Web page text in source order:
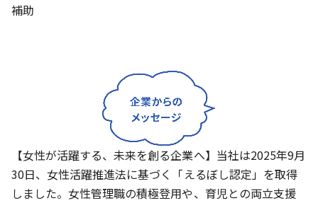
補助
【女性が活躍する、未来を創る企業へ】当社は2025年9月
30日、女性活躍推進法に基づく「えるぼし認定」を取得
しました。女性管理職の積極登用や、育児との両立支援